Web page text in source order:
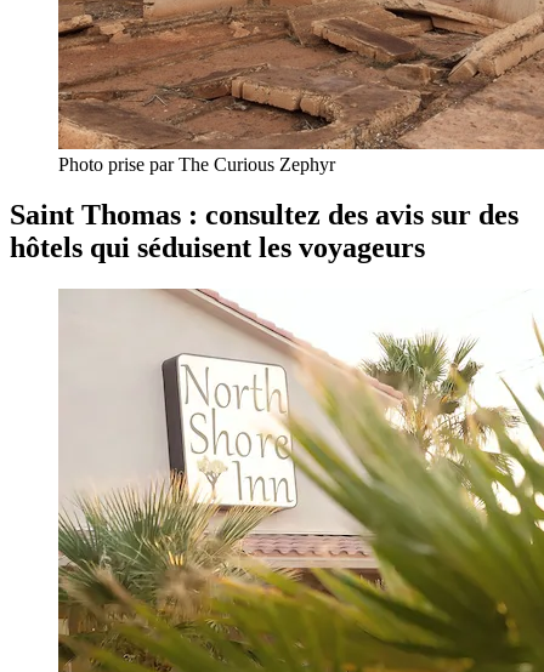
Photo prise par The Curious Zephyr
Saint Thomas : consultez des avis sur des
hôtels qui séduisent les voyageurs